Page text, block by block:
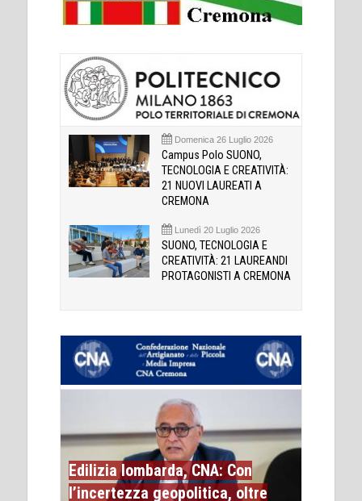
Domenica 26 Luglio 2026
Campus Polo SUONO,
TECNOLOGIA E CREATIVITÀ:
21 NUOVI LAUREATI A
CREMONA
Lunedì 20 Luglio 2026
SUONO, TECNOLOGIA E
CREATIVITÀ: 21 LAUREANDI
PROTAGONISTI A CREMONA
Edilizia lombarda, CNA: Con
l’incertezza geopolitica, oltre